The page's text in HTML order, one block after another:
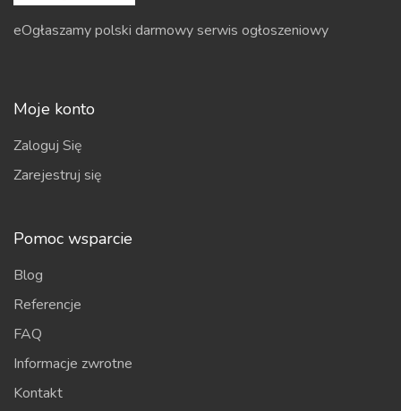
eOgłaszamy polski darmowy serwis ogłoszeniowy
Moje konto
Zaloguj Się
Zarejestruj się
Pomoc wsparcie
Blog
Referencje
FAQ
Informacje zwrotne
Kontakt